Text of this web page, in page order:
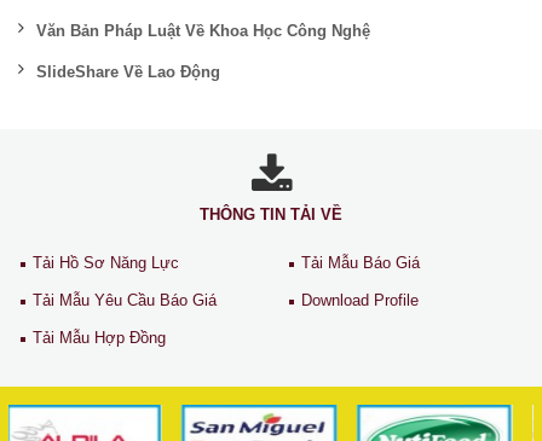
Văn Bản Pháp Luật Về Khoa Học Công Nghệ
SlideShare Về Lao Động
THÔNG TIN TẢI VỀ
Tải Hồ Sơ Năng Lực Tải Mẫu Báo Giá
Tải Mẫu Yêu Cầu Báo Giá Download Profile
Tải Mẫu Hợp Đồng